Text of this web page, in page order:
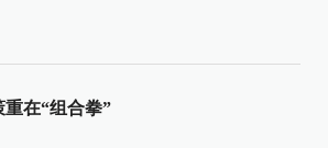
在“组合拳”